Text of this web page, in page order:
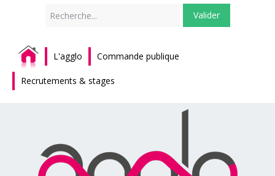
Valider
L'agglo Commande publique
Recrutements & stages